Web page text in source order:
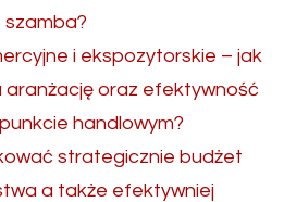
i ekspozytorskie – jak
aranżację oraz efektywność
handlowym?
strategicznie budżet
a także efektywniej